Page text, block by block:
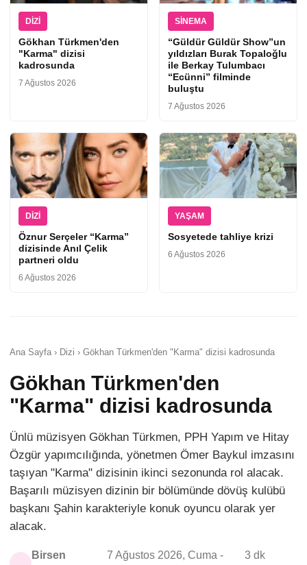
DIZI
Gökhan Türkmen'den
"Karma" dizisi
kadrosunda
7 Ağustos 2026
SINEMA
“Güldür Güldür Show”un
yıldızları Burak Topaloğlu
ile Berkay Tulumbacı
“Ecünni” filminde
buluştu
7 Ağustos 2026
DIZI
Öznur Serçeler “Karma”
dizisinde Anıl Çelik
partneri oldu
6 Ağustos 2026
YAŞAM
Sosyetede tahliye krizi
6 Ağustos 2026
Ana Sayfa › Dizi › Gökhan Türkmen'den "Karma" dizisi kadrosunda
Gökhan Türkmen'den
"Karma" dizisi kadrosunda
Ünlü müzisyen Gökhan Türkmen, PPH Yapım ve Hitay
Özgür yapımcılığında, yönetmen Ömer Baykul imzasını
taşıyan "Karma" dizisinin ikinci sezonunda rol alacak.
Başarılı müzisyen dizinin bir bölümünde dövüş kulübü
başkanı Şahin karakteriyle konuk oyuncu olarak yer
alacak.
Birsen
7 Ağustos 2026, Cuma -
3 dk